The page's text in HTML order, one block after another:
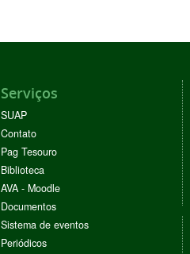
Serviços
SUAP
Contato
Pag Tesouro
Biblioteca
AVA - Moodle
Documentos
Sistema de eventos
Periódicos